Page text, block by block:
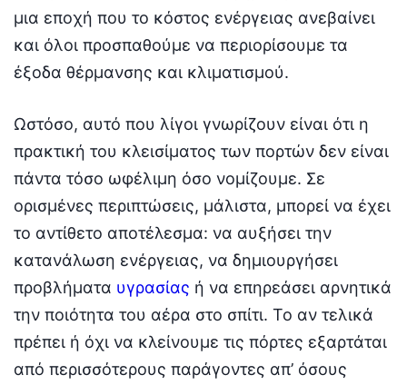
μια εποχή που το κόστος ενέργειας ανεβαίνει
και όλοι προσπαθούμε να περιορίσουμε τα
έξοδα θέρμανσης και κλιματισμού.
Ωστόσο, αυτό που λίγοι γνωρίζουν είναι ότι η
πρακτική του κλεισίματος των πορτών δεν είναι
πάντα τόσο ωφέλιμη όσο νομίζουμε. Σε
ορισμένες περιπτώσεις, μάλιστα, μπορεί να έχει
το αντίθετο αποτέλεσμα: να αυξήσει την
κατανάλωση ενέργειας, να δημιουργήσει
προβλήματα υγρασίας ή να επηρεάσει αρνητικά
την ποιότητα του αέρα στο σπίτι. Το αν τελικά
πρέπει ή όχι να κλείνουμε τις πόρτες εξαρτάται
από περισσότερους παράγοντες απ’ όσους